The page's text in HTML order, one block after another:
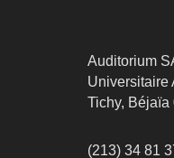
Auditorium
Universitaire
Tichy, Béjaïa
(213) 34 81